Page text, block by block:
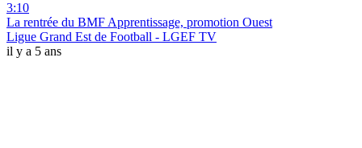
3:10
La rentrée du BMF Apprentissage, promotion Ouest
Ligue Grand Est de Football - LGEF TV
il y a 5 ans